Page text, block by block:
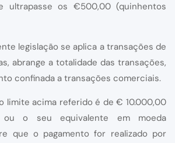
ultrapasse os €500,00 (quinhentos
legislação se aplica a transações de
abrange a totalidade das transações,
confinada a transações comerciais.
limite acima referido é de € 10.000,00
o seu equivalente em moeda
que o pagamento for realizado por